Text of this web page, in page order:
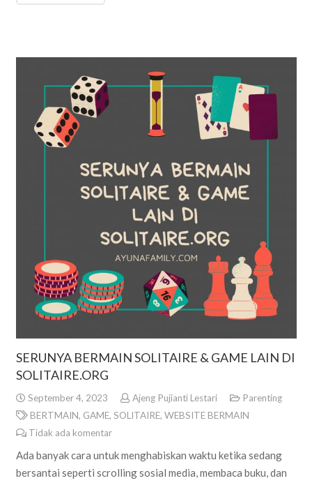
SERUNYA BERMAIN SOLITAIRE & GAME LAIN DI
SOLITAIRE.ORG
September 4, 2023 Ajeng Pujianti Lestari
Parenting
BERTMAIN, GAME, SOLITAIRE, WEBSITE BERMAIN
Tidak ada komentar
Ada banyak cara untuk menghabiskan waktu ketika sedang
bersantai seperti scrolling sosial media, membaca buku, dan